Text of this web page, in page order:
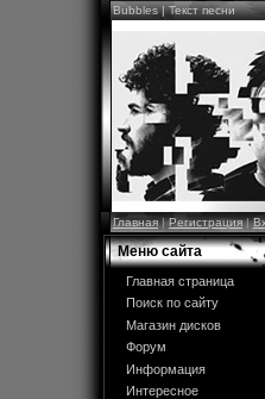
Bubbles | Текст песни
Главная|Регистрация|
Меню сайта
Главная страница
Поиск по сайту
Магазин дисков
Форум
Информация
Интересное